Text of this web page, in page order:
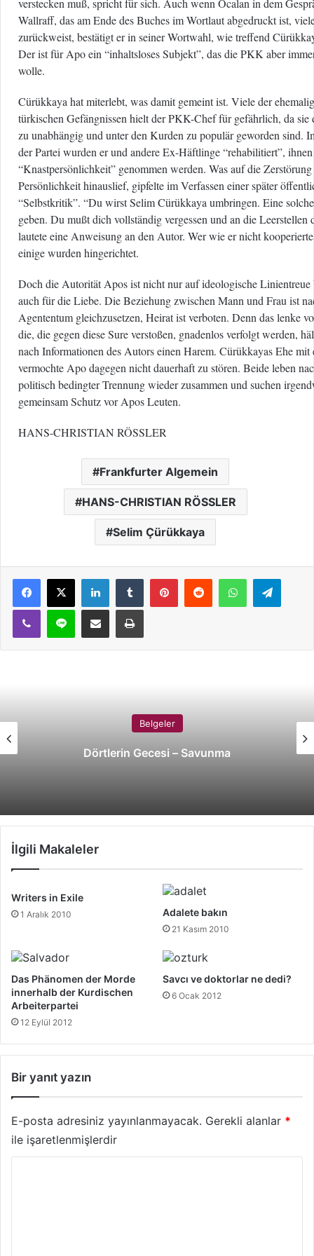
verstecken muß, spricht für sich. Auch wenn Öcalan in dem
Wallraff, das am Ende des Buches im Wortlaut abgedruckt ist,
zurückweist, bestätigt er in seiner Wortwahl, wie treffend
Der ist für Apo ein “inhaltsloses Subjekt”, das die PKK aber
wolle.
Cürükkaya hat miterlebt, was damit gemeint ist. Viele der
türkischen Gefängnissen hielt der PKK-Chef für gefährlich, da
zu unabhängig und unter den Kurden zu populär geworden sind.
der Partei wurden er und andere Ex-Häftlinge “rehabilitiert”,
“Knastpersönlichkeit” genommen werden. Was auf die
Persönlichkeit hinauslief, gipfelte im Verfassen einer später
“Selbstkritik”. “Du wirst Selim Cürükkaya umbringen. Eine
geben. Du mußt dich vollständig vergessen und an die Leerstellen
lautete eine Anweisung an den Autor. Wer wie er nicht
einige wurden hingerichtet.
Doch die Autorität Apos ist nicht nur auf ideologische Linientreue
auch für die Liebe. Die Beziehung zwischen Mann und Frau ist
Agententum gleichzusetzen, Heirat ist verboten. Denn das lenke
die, die gegen diese Sure verstoßen, gnadenlos verfolgt werden,
nach Informationen des Autors einen Harem. Cürükkayas Ehe
vermochte Apo dagegen nicht dauerhaft zu stören. Beide leben
politisch bedingter Trennung wieder zusammen und suchen
gemeinsam Schutz vor Apos Leuten.
HANS-CHRISTIAN RÖSSLER
Frankfurter Algemein
HANS-CHRISTIAN RÖSSLER
Selim Çürükkaya
WhatsApp
Belgeler
Dörtlerin Gecesi – Savunma
İlgili Makaleler
Writers in Exile
1 Aralık 2010 Adalete bakın
21 Kasım 2010
Das Phänomen der Morde
innerhalb der Kurdischen
Arbeiterpartei
12 Eylül 2012
Savcı ve doktorlar ne dedi?
6 Ocak 2012
Bir yanıt yazın
E-posta adresiniz yayınlanmayacak. Gerekli alanlar *
ile işaretlenmişlerdir